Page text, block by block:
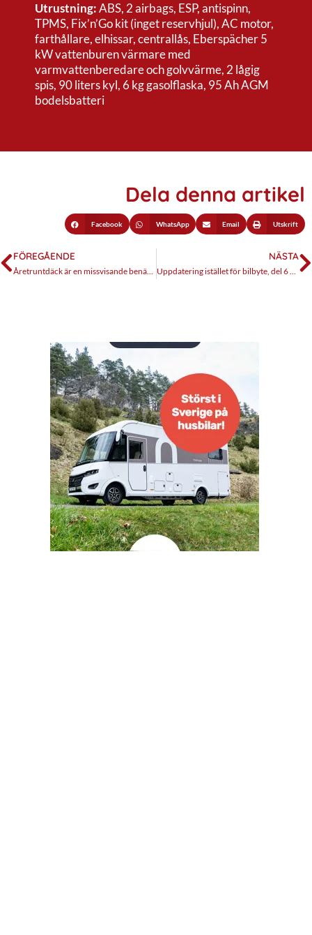
Utrustning:ABS, 2 airbags, ESP, antispinn,
TPMS, Fix’n’Go kit (inget reservhjul), AC motor,
farthållare, elhissar, centrallås, Eberspächer 5
kW vattenburen värmare med
varmvattenberedare och golvvärme, 2 lågig
spis, 90 liters kyl, 6 kg gasolflaska, 95 Ah AGM
bodelsbatteri
Dela denna artikel
Facebook WhatsApp Email Utskrift
FÖREGÅENDE
Åretruntdäck är en missvisande benämning
NÄSTA
Uppdatering istället för bilbyte, del 6 – nya solpaneler